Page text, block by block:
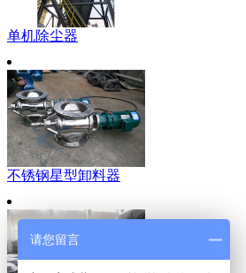
单机除尘器
不锈钢星型卸料器
请您留言